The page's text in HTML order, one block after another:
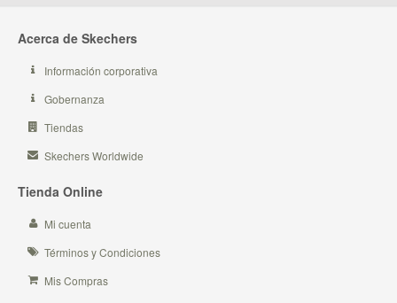
Acerca de Skechers
Información corporativa
Gobernanza
Tiendas
Skechers Worldwide
Tienda Online
Mi cuenta
Términos y Condiciones
Mis Compras